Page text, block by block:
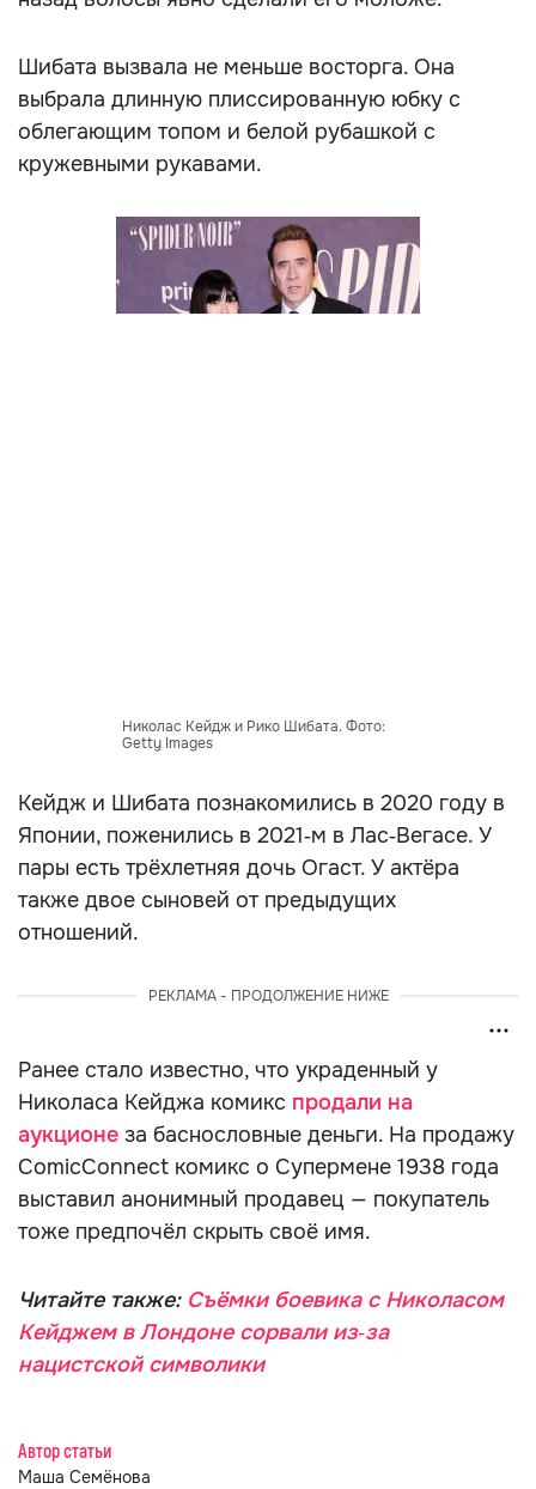
Шибата вызвала не меньше восторга. Она
выбрала длинную плиссированную юбку с
облегающим топом и белой рубашкой с
кружевными рукавами.
Николас Кейдж и Рико Шибата. Фото:
Getty Images
Кейдж и Шибата познакомились в 2020 году в
Японии, поженились в 2021‑м в Лас‑Вегасе. У
пары есть трёхлетняя дочь Огаст. У актёра
также двое сыновей от предыдущих
отношений.
РЕКЛАМА - ПРОДОЛЖЕНИЕ НИЖЕ
Ранее стало известно, что украденный у
Николаса Кейджа комикс продали на
аукционе за баснословные деньги. На продажу
ComicConnect комикс о Супермене 1938 года
выставил анонимный продавец — покупатель
тоже предпочёл скрыть своё имя.
Читайте также: Съёмки боевика с Николасом
Кейджем в Лондоне сорвали из‑за
нацистской символики
Автор статьи
Маша Семёнова